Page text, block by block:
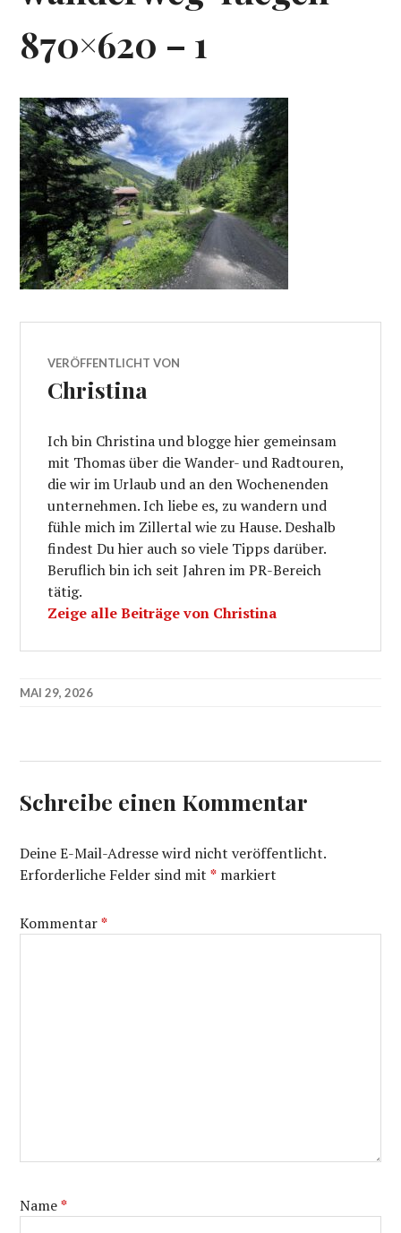
870×620 – 1
VERÖFFENTLICHT VON
Christina
Ich bin Christina und blogge hier gemeinsam
mit Thomas über die Wander- und Radtouren,
die wir im Urlaub und an den Wochenenden
unternehmen. Ich liebe es, zu wandern und
fühle mich im Zillertal wie zu Hause. Deshalb
findest Du hier auch so viele Tipps darüber.
Beruflich bin ich seit Jahren im PR-Bereich
tätig.
Zeige alle Beiträge von Christina
MAI 29, 2026
Schreibe einen Kommentar
Deine E-Mail-Adresse wird nicht veröffentlicht.
Erforderliche Felder sind mit* markiert
Kommentar*
Name*